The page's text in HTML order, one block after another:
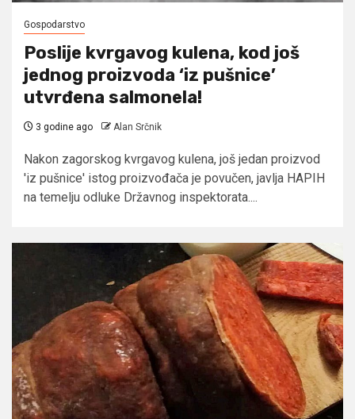
Gospodarstvo
Poslije kvrgavog kulena, kod još
jednog proizvoda ‘iz pušnice’
utvrđena salmonela!
3 godine ago Alan Srčnik
Nakon zagorskog kvrgavog kulena, još jedan proizvod
'iz pušnice' istog proizvođača je povučen, javlja HAPIH
na temelju odluke Državnog inspektorata....